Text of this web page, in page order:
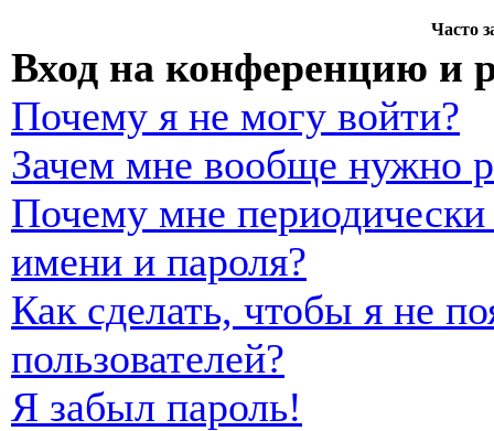
Часто
Вход на конференцию и
Почему я не могу войти?
Зачем мне вообще нужно
Почему мне периодически
имени и пароля?
Как сделать, чтобы я не
пользователей?
Я забыл пароль!